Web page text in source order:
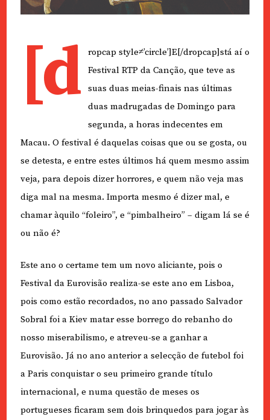
[d
ropcap style≠’circle’]E[/dropcap]stá aí o
Festival RTP da Canção, que teve as
suas duas meias-finais nas últimas
duas madrugadas de Domingo para
segunda, a horas indecentes em
Macau. O festival é daquelas coisas que ou se gosta, ou
se detesta, e entre estes últimos há quem mesmo assim
veja, para depois dizer horrores, e quem não veja mas
diga mal na mesma. Importa mesmo é dizer mal, e
chamar àquilo “foleiro”, e “pimbalheiro” – digam lá se é
ou não é?
Este ano o certame tem um novo aliciante, pois o
Festival da Eurovisão realiza-se este ano em Lisboa,
pois como estão recordados, no ano passado Salvador
Sobral foi a Kiev matar esse borrego do rebanho do
nosso miserabilismo, e atreveu-se a ganhar a
Eurovisão. Já no ano anterior a selecção de futebol foi
a Paris conquistar o seu primeiro grande título
internacional, e numa questão de meses os
portugueses ficaram sem dois brinquedos para jogar às